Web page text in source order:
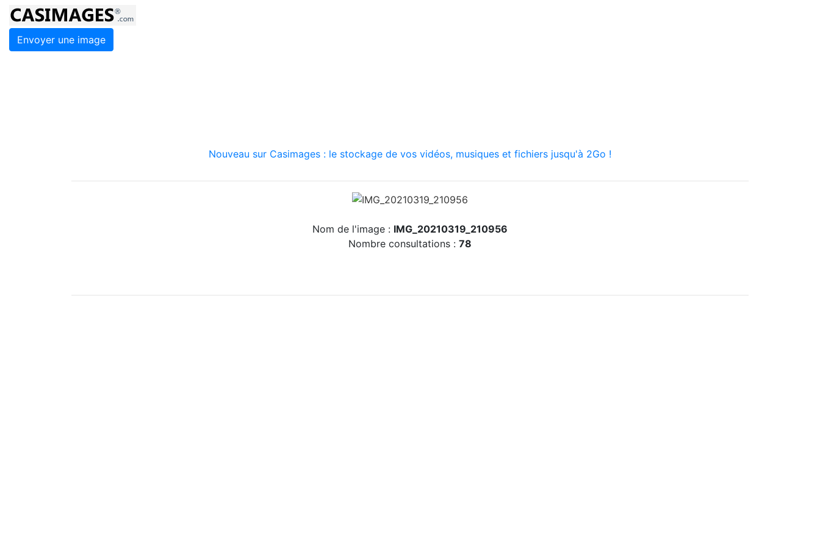
Envoyer une image
Nouveau sur Casimages : le stockage de vos vidéos, musiques et fichiers jusqu'à 2Go !
Nom de l'image : IMG_20210319_210956
Nombre consultations : 78